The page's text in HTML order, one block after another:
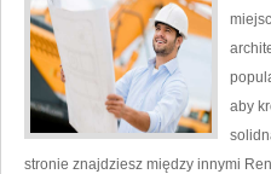
aby
stronie znajdziesz między innymi